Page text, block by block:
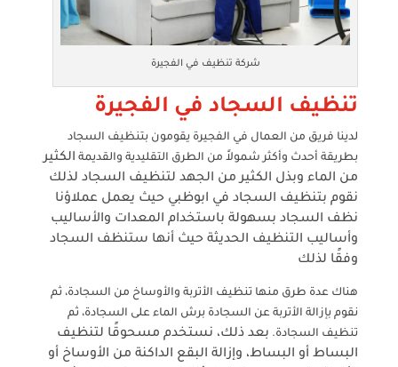
شركة تنظيف في الفجيرة
تنظيف السجاد في الفجيرة
لدينا فريق من العمال في الفجيرة يقومون بتنظيف السجاد
بطريقة أحدث وأكثر شمولاً من الطرق التقليدية والقديمة الكثير
من الماء وبذل الكثير من الجهد لتنظيف السجاد لذلك
نقوم بتنظيف السجاد في ابوظبي حيث يعمل عملاؤنا
نظف السجاد بسهولة باستخدام المعدات والأساليب
وأساليب التنظيف الحديثة حيث أنها ستنظف السجاد
وفقًا لذلك
هناك عدة طرق منها تنظيف الأتربة والأوساخ من السجادة، ثم
نقوم بإزالة الأتربة عن السجادة برش الماء على السجادة، ثم
تنظيف السجادة. بعد ذلك، نستخدم مسحوقًا لتنظيف
البساط أو البساط، وإزالة البقع الداكنة من الأوساخ أو